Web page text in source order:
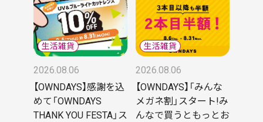
2026.08.06
【OWNDAYS】感謝を込
めて「OWNDAYS
THANK YOU FESTA」ス
2026.08.06
【OWNDAYS】「みんな
メガネ割」スタート!み
んなで買うともっとお